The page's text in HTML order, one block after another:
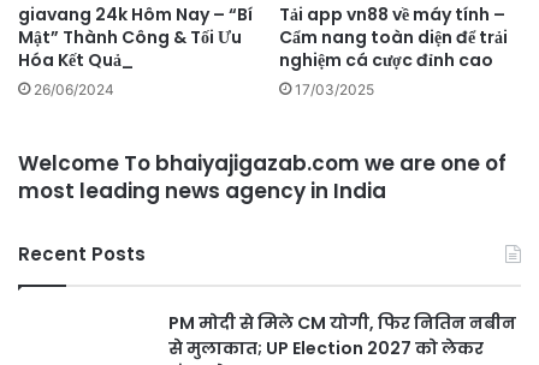
giavang 24k Hôm Nay – “Bí
Mật” Thành Công & Tối Ưu
Hóa Kết Quả_
26/06/2024
Tải app vn88 về máy tính –
Cẩm nang toàn diện để trải
nghiệm cá cược đỉnh cao
17/03/2025
Welcome To bhaiyajigazab.com we are one of
most leading news agency in India
Recent Posts
PM मोदी से मिले CM योगी, फिर नितिन नबीन
से मुलाकात; UP Election 2027 को लेकर